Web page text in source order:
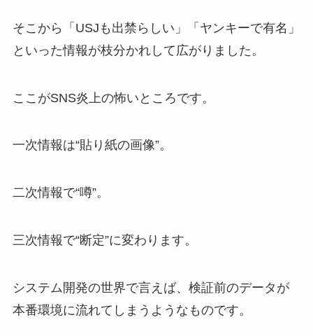
そこから「USJも出禁らしい」「ヤンキーで有名」
といった情報が枝分かれして広がりました。
ここがSNS炎上の怖いところです。
一次情報は“貼り紙の画像”。
二次情報で“噂”。
三次情報で“断定”に変わります。
システム開発の世界で言えば、検証前のデータが
本番環境に流れてしまうようなものです。